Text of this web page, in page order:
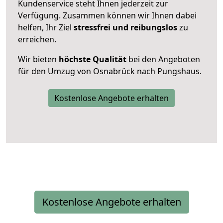
Kundenservice steht Ihnen jederzeit zur
Verfügung. Zusammen können wir Ihnen dabei
helfen, Ihr Ziel stressfrei und reibungsloszu
erreichen.
Wir bieten höchste Qualität bei den Angeboten
für den Umzug von Osnabrück nach Pungshaus.
Kostenlose Angebote erhalten
Kostenlose Angebote erhalten